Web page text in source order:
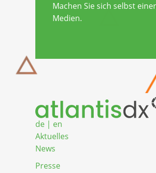
Machen Sie sich selbst
Medien.
de | en
Aktuelles
News
Presse